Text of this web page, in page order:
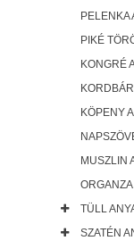
PELENKA
PIKÉ
KONGRÉ
KÖPENY
MUSZLIN
TÜLL
SZATÉN